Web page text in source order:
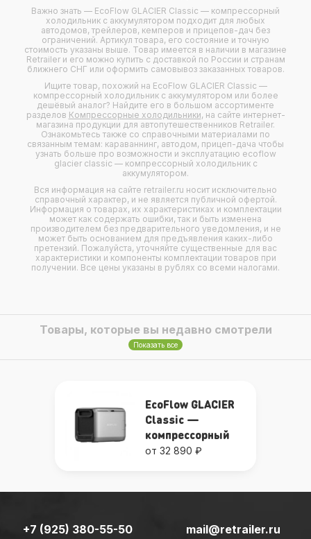
Важно знать — EcoFlow GLACIER Classic — компрессорный
холодильник с аккумулятором подходит для любых
автодомов, трейлеров, кемперов и прицепов-дач без
ограничений. Артикул товара, его состояние и точную
стоимость указаны выше. Товар имеется в наличии в магазине
Retrailer и его можно купить с доставкой по России и странам
ближнего СНГ или оформить самовывоз заказанных товаров.
Ищите товар, похожий на EcoFlow GLACIER Classic —
компрессорный холодильник с аккумулятором или более
дешёвый аналог? Найдите его в большом ассортименте
разделов Компрессорные холодильники, на сайте интернет-
магазина продукции для автопутешественников Retrailer.
Ознакомьтесь также со справочными материалами по
связанным темам: караваннинг, автодом, прицеп-дача чтобы
узнать больше про возможности и эксплуатацию ecoflow
glacier classic — компрессорный холодильник с
аккумулятором.
Вся информация на сайте retrailer.ru носит исключительно
справочный характер, и не является публичной офертой.
Информация о товарах, их характеристиках и комплектации
может как содержать ошибки, так и быть изменена
производителем без предварительного уведомления, и не
может быть основанием для предъявления каких-либо
претензий. Пожалуйста, уточняйте существенные для вас
характеристики и компоненты комплектации товаров при
получении. Все цены указаны в рублях со всеми налогами.
Товары, которые вы недавно смотрели
Показать все
EcoFlow GLACIER
Classic —
компрессорный
холодильник с
от 32 890 ₽
+7 (925) 380-55-50 mail@retrailer.ru